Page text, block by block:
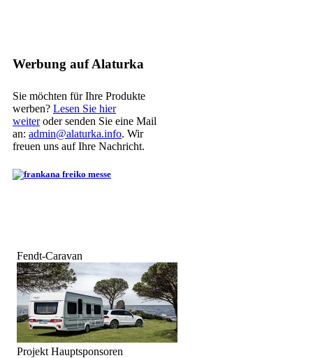
Werbung auf Alaturka
Sie möchten für Ihre Produkte
werben? Lesen Sie hier
weiteroder senden Sie eine Mail
an: admin@alaturka.info. Wir
freuen uns auf Ihre Nachricht.
Fendt-Caravan
Projekt Hauptsponsoren